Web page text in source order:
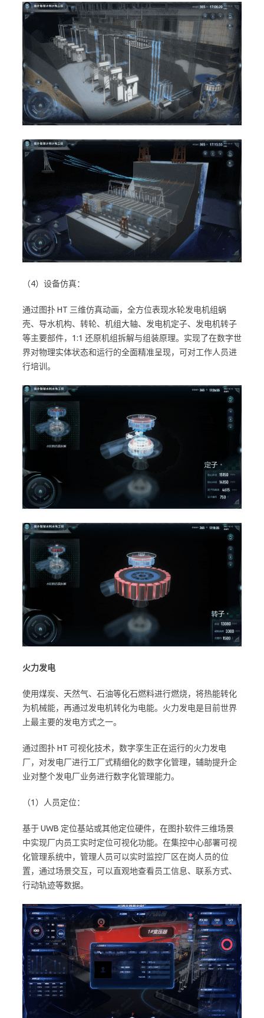
（4）设备仿真：
通过图扑 HT 三维仿真动画，全方位表现水轮发电机组蜗
壳、导水机构、转轮、机组大轴、发电机定子、发电机转子
等主要部件，1:1 还原机组拆解与组装原理。实现了在数字世
界对物理实体状态和运行的全面精准呈现，可对工作人员进
行培训。
火力发电
使用煤炭、天然气、石油等化石燃料进行燃烧，将热能转化
为机械能，再通过发电机转化为电能。火力发电是目前世界
上最主要的发电方式之一。
通过图扑 HT 可视化技术，数字孪生正在运行的火力发电
厂，对发电厂进行工厂式精细化的数字化管理，辅助提升企
业对整个发电厂业务进行数字化管理能力。
（1）人员定位：
基于 UWB 定位基站或其他定位硬件，在图扑软件三维场景
中实现厂内员工实时定位可视化功能。在集控中心部署可视
化管理系统中，管理人员可以实时监控厂区在岗人员的位
置，通过场景交互，可以直观地查看员工信息、联系方式、
行动轨迹等数据。